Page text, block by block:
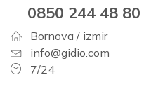
0850 244 48 80
Bornova / izmir
info@gidio.com
7/24